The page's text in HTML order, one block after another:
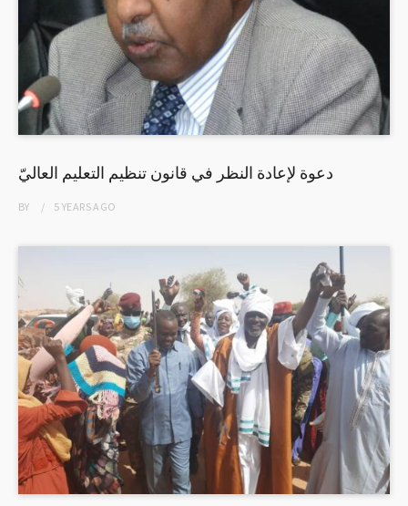
دعوة لإعادة النظر في قانون تنظيم التعليم العاليّ
BY 5 YEARSAGO